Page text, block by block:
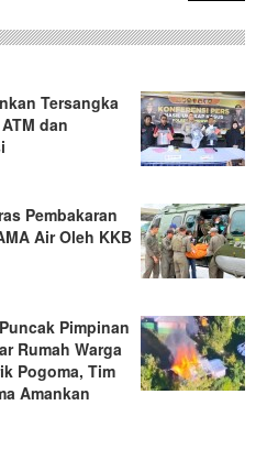
Tersangka
dan
Pembakaran
Air Oleh KKB
Pimpinan
Rumah Warga
Pogoma, Tim
Amankan